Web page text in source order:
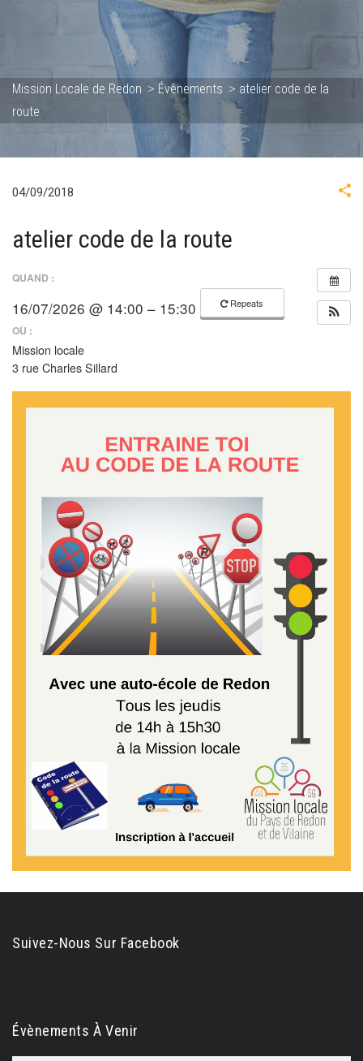
Mission Locale de Redon > Évènements > atelier code de la
route
04/09/2018
atelier code de la route
QUAND :
16/07/2026 @ 14:00 – 15:30 Repeats
OÙ :
Mission locale
3 rue Charles Sillard
Suivez-Nous Sur Facebook
Évènements À Venir